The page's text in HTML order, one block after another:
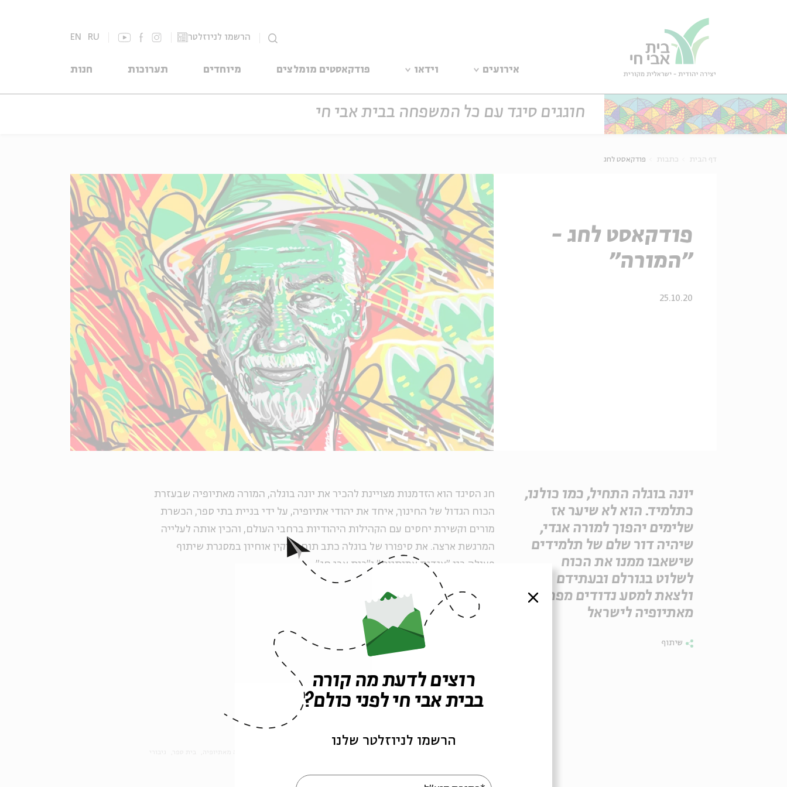
הרשמו לניוזלטר EN RU
אירועים וידאו פודקאסטים מומלצים מיוחדים תערוכות חנות
חוגגים סיגד עם כל המשפחה בבית אבי חי
דף הבית כתבות פודקאסט לחג
פודקאסט לחג -
"המורה"
25.10.20
יונה בוגלה התחיל, כמו כולנו,
כתלמיד. הוא לא שיער אז
שלימים יהפוך למורה אגדי,
שיהיה דור שלם של תלמידים
שישאבו ממנו את הכוח
לשלוט בגורלם ובעתידם
ולצאת למסע נדודים מפרך
מאתיופיה לישראל
שיתוף
חג הסיגד הוא הזדמנות מצויינת להכיר את יונה בוגלה, המורה מאתיופיה שבעזרת
הכוח הגדול של החינוך, איחד את יהודי אתיופיה, על ידי בניית בתי ספר, הכשרת
מורים וקשירת יחסים עם הקהילות היהודיות ברחבי העולם, והכין אותה לעלייה
המרגשת ארצה. את סיפורו של בוגלה כתב תום בייקין אוחיון במסגרת שיתוף
פעולה בין "אגדות אמיתיות" ו"בית אבי חי".
סגור
רוצים לדעת מה קורה
בבית אבי חי לפני כולם?
הרשמו לניוזלטר שלנו